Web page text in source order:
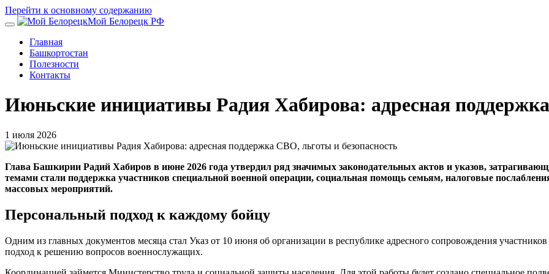
Перейти к основному содержанию
Мой Белорецк РФ
Главная
Башкортостан
Полезности
Контакты
Июньские инициативы Радия Хабирова: адресная
1 июля 2026
Глава Башкирии Радий Хабиров в июне 2026 года утвердил ряд значимых законодательных актов и указов,
темами стали поддержка участников специальной военной операции, социальная помощь семьям, налоговые
массовых мероприятий.
Персональный подход к каждому бойцу
Одним из главных документов месяца стал Указ от 10 июня об организации в республике адресного сопровождения
подход к решению вопросов военнослужащих.